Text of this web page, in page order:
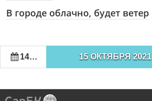
В городе облачно, будет ветер
14 ОКТЯБРЯ 2021 15 ОКТЯБРЯ 2021